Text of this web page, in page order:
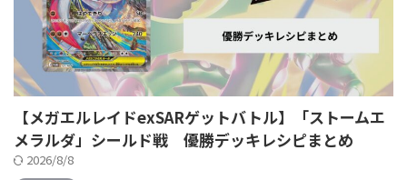
【メガエルレイドexSARゲットバトル】「ストームエ
メラルダ」シールド戦 優勝デッキレシピまとめ
2026/8/8